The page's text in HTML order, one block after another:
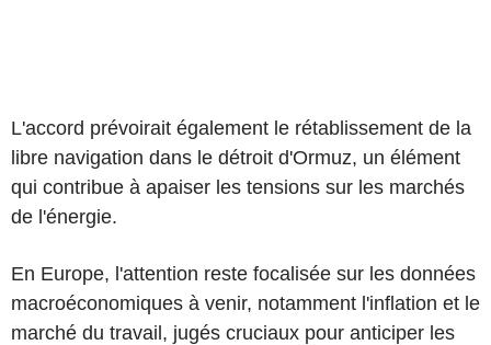
L'accord prévoirait également le rétablissement de la
libre navigation dans le détroit d'Ormuz, un élément
qui contribue à apaiser les tensions sur les marchés
de l'énergie.
En Europe, l'attention reste focalisée sur les données
macroéconomiques à venir, notamment l'inflation et le
marché du travail, jugés cruciaux pour anticiper les